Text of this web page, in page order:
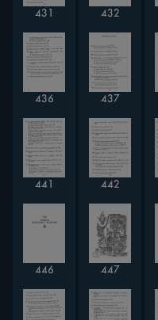
431 432
436 437
441 442
446 447